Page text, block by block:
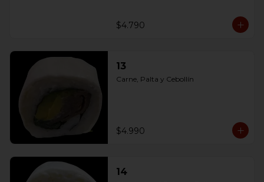
$4.790
13
Carne, Palta y Cebollín
$4.990
14